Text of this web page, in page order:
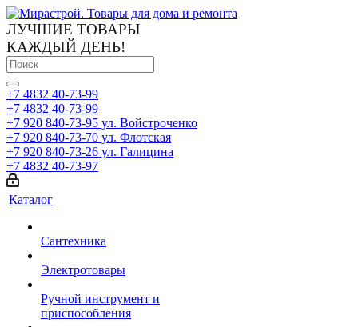
ЛУЧШИЕ ТОВАРЫ
КАЖДЫЙ ДЕНЬ!
+7 4832 40-73-99
+7 4832 40-73-99
+7 920 840-73-95 ул. Войстроченко
+7 920 840-73-70 ул. Флотская
+7 920 840-73-26 ул. Галицина
+7 4832 40-73-97
Каталог
Сантехника
Электротовары
Ручной инструмент и
приспособления